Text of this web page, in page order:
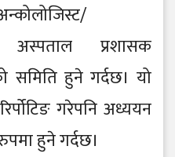
अस्पताल प्रशासक
समिति हुने गर्दछ। यो
गरेपनि अध्ययन
हुने गर्दछ।